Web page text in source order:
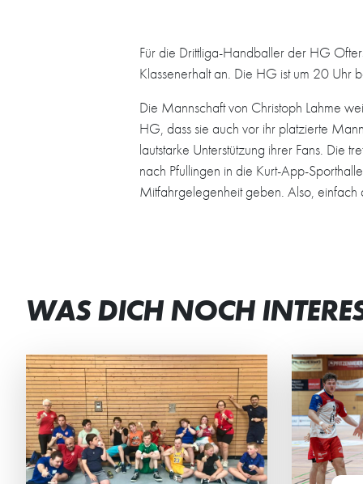
Für die Drittliga-Handballer der HG
Klassenerhalt an. Die HG ist um 20 Uhr
Die Mannschaft von Christoph Lahme
HG, dass sie auch vor ihr platzierte
lautstarke Unterstützung ihrer Fans. Die
nach Pfullingen in die Kurt-App-
Mitfahrgelegenheit geben. Also, einfach
WAS DICH NOCH
JETZT DAUERKARTEN
RESERVIEREN
Ab sofort können sich die HG-
Fans ihren Sitzplatz für die
Die